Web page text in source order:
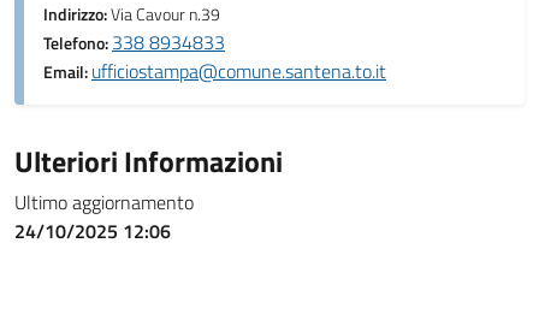
Indirizzo:Via Cavour n.39
Telefono:338 8934833
Email:ufficiostampa@comune.santena.to.it
Ulteriori Informazioni
Ultimo aggiornamento
24/10/2025 12:06